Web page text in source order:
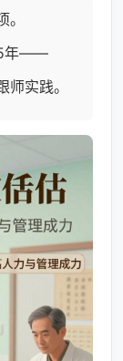
5年——
实践。